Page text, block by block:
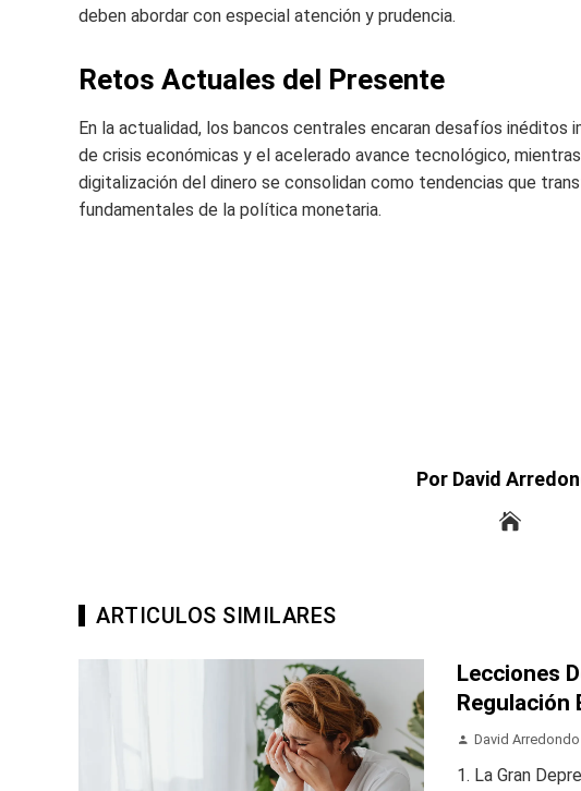
deben abordar con especial atención y prudencia.
Retos Actuales del Presente
En la actualidad, los bancos centrales encaran desafíos inéditos
de crisis económicas y el acelerado avance tecnológico,
digitalización del dinero se consolidan como tendencias que
fundamentales de la política monetaria.
Por David
ARTICULOS SIMILARES
Lecciones
Regulación
David Arredondo
1. La Gran